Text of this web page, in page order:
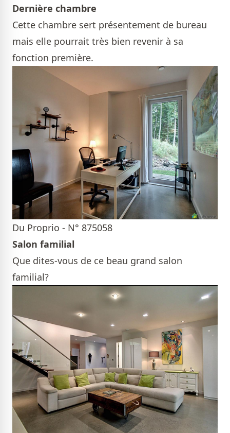
Dernière chambre
Cette chambre sert présentement de bureau
mais elle pourrait très bien revenir à sa
fonction première.
Du Proprio - N° 875058
Salon familial
Que dites-vous de ce beau grand salon
familial?